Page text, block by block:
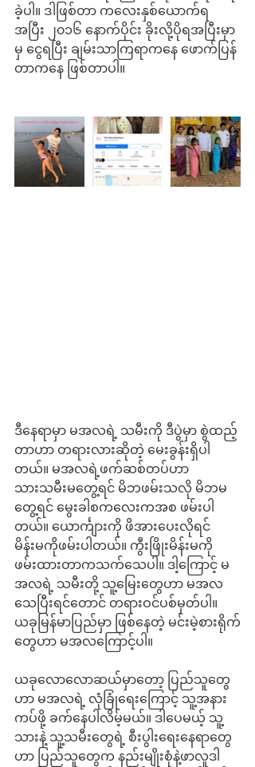
ခဲ့ပါ။ ဒါဖြစ်တာ ကလေးနှစ်ယောက်ရ
အပြီး ၂၀၁၆ နောက်ပိုင်း ခိုးလို့ပိုရအပြီးမှာ
မှ ငွေရပြီး ချမ်းသာကြရာကနေ ဖောက်ပြန်
တာကနေ ဖြစ်တာပါ။
ဒီနေရာမှာ မအလရဲ့ သမီးကို ဒီပွဲမှာ စွဲထည့်
တာဟာ တရားလားဆိုတဲ့ မေးခွန်းရှိပါ
တယ်။ မအလရဲ့ဖက်ဆစ်တပ်ဟာ
သားသမီးမတွေ့ရင် မိဘဖမ်းသလို မိဘမ
တွေ့ရင် မွေးခါစကလေးကအစ ဖမ်းပါ
တယ်။ ယောင်္ကျားကို ဖိအားပေးလိုရင်
မိန်းမကိုဖမ်းပါတယ်။ ကွီးဖြိုးမိန်းမကို
ဖမ်းထားတာကသက်သေပါ။ ဒါ့ကြောင့် မ
အလရဲ့ သမီးတို့ သူ့မြေးတွေဟာ မအလ
သေပြီးရင်တောင် တရားဝင်ပစ်မှတ်ပါ။
ယခုမြန်မာပြည်မှာ ဖြစ်နေတဲ့ မင်းမဲ့စားရိုက်
တွေဟာ မအလကြောင့်ပါ။
ယခုလောလောဆယ်မှာတော့ ပြည်သူတွေ
ဟာ မအလရဲ့ လုံခြုံရေးကြောင့် သူ့အနား
ကပ်ဖို့ ခက်နေပါလိမ့်မယ်။ ဒါပေမယ့် သူ့
သားနဲ့ သူ့သမီးတွေရဲ့ စီးပွါးရေးနေရာတွေ
ဟာ ပြည်သူတွေက နည်းမျိုးစုံနဲ့ဖာလူဒါ